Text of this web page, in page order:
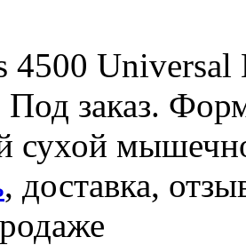
4500
Под заказ.
сухой
, доставка,